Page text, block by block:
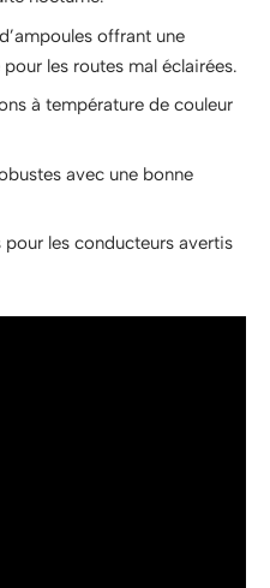
offrant une
les routes mal éclairées.
à température de couleur
avec une bonne
les conducteurs avertis